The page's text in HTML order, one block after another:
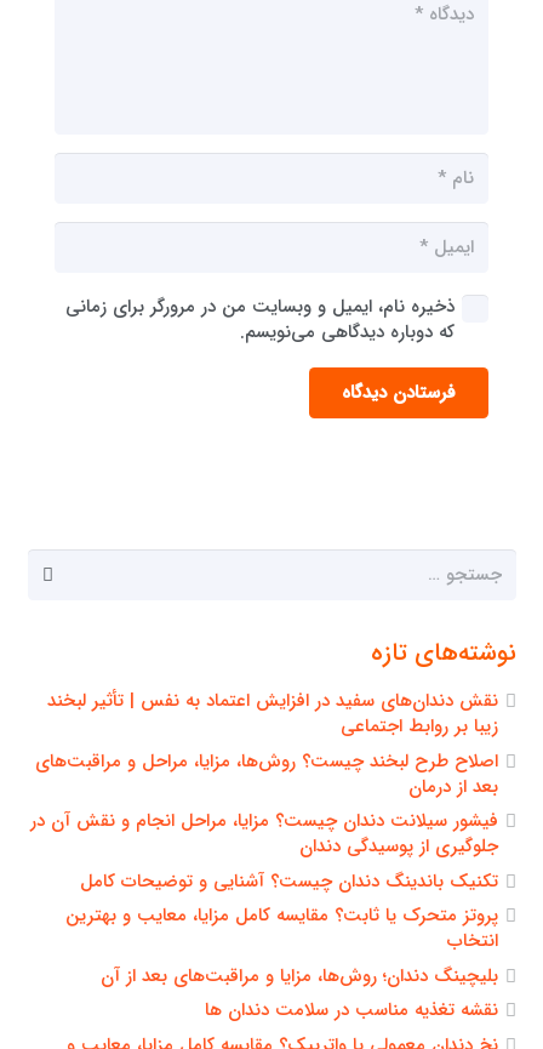
ذخیره نام، ایمیل و وبسایت من در مرورگر برای زمانی
که دوباره دیدگاهی می‌نویسم.
فرستادن دیدگاه
جستجو
نوشته‌های تازه
نقش دندان‌های سفید در افزایش اعتماد به نفس | تأثیر لبخند
زیبا بر روابط اجتماعی
اصلاح طرح لبخند چیست؟ روش‌ها، مزایا، مراحل و مراقبت‌های
بعد از درمان
فیشور سیلانت دندان چیست؟ مزایا، مراحل انجام و نقش آن در
جلوگیری از پوسیدگی دندان
تکنیک باندینگ دندان چیست؟ آشنایی و توضیحات کامل
پروتز متحرک یا ثابت؟ مقایسه کامل مزایا، معایب و بهترین
انتخاب
بلیچینگ دندان؛ روش‌ها، مزایا و مراقبت‌های بعد از آن
نقشه تغذیه مناسب در سلامت دندان ها